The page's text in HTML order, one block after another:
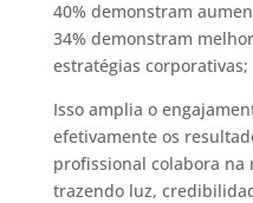
40% demonstram
34% demonstram
estratégias corporativas;
Isso amplia o
efetivamente os
profissional colabora na
trazendo luz,